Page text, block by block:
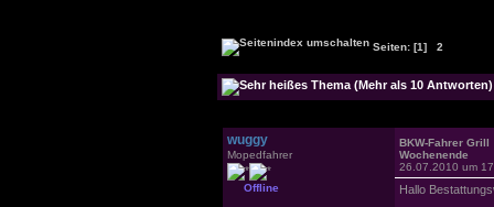
Seiten: [1] 2
wuggy
Mopedfahrer
Offline
BKW-Fahrer Grill
Wochenende
26.07.2010 um
Hallo